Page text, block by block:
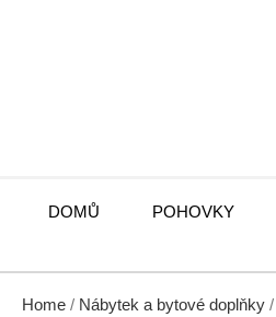
DOMŮ POHOVKY
Home / Nábytek a bytové doplňky /